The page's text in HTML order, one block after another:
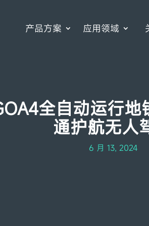
产品方案 应用领域
全自动运行
通护航无人
6 月 13, 2024